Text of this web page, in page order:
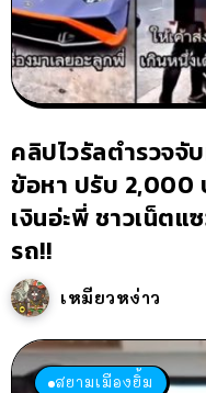
คลิปไวรัลตำรวจจั
ข้อหา ปรับ 2,000
เงินอ่ะพี่ ชาวเน็ตแ
รถ!!
เหมียวหง่าว
สยามเมืองยิ้ม